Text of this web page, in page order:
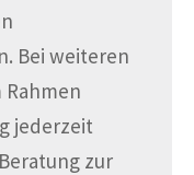
Bei weiteren
jederzeit
zur